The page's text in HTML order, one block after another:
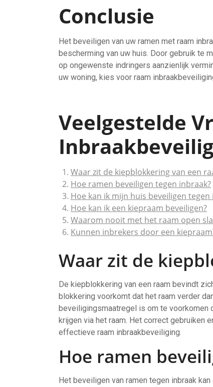
Conclusie
Het beveiligen van uw ramen met raam
bescherming van uw huis. Door gebruik te
op ongewenste indringers aanzienlijk
uw woning, kies voor raam
Veelgestelde
Waar zit de kiepblokkering van een
Hoe ramen beveiligen tegen inbraak?
Hoe kan ik mijn huis beveiligen tegen
Hoe kan ik een kiepraam beveiligen?
Waarom nooit met het raam open
Kunnen inbrekers door een
Waar zit de
De kiepblokkering van een raam bevindt
blokkering voorkomt dat het raam verder
beveiligingsmaatregel is om te voorkomen
krijgen via het raam. Het correct gebruiken
effectieve raam inbraakbeveiliging.
Hoe ramen
Het beveiligen van ramen tegen inbraak